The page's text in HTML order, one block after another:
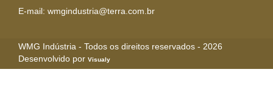
E-mail: wmgindustria@terra.com.br
WMG Indústria - Todos os direitos reservados - 2026
Desenvolvido por Visualy